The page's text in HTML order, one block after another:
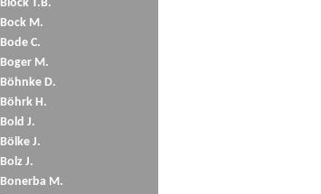
Block T.B.
Bock M.
Bode C.
Boger M.
Böhnke D.
Böhrk H.
Bold J.
Bölke J.
Bolz J.
Bonerba M.